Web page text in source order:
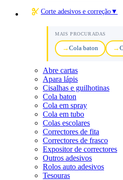
Corte adesivos e correção ▼
MAIS PROCURADAS
Cola baton
Abre cartas
Apara lápis
Cisalhas e guilhotinas
Cola baton
Cola em spray
Cola em tubo
Colas escolares
Correctores de fita
Correctores de frasco
Expositor de correctores
Outros adesivos
Rolos auto adesivos
Tesouras